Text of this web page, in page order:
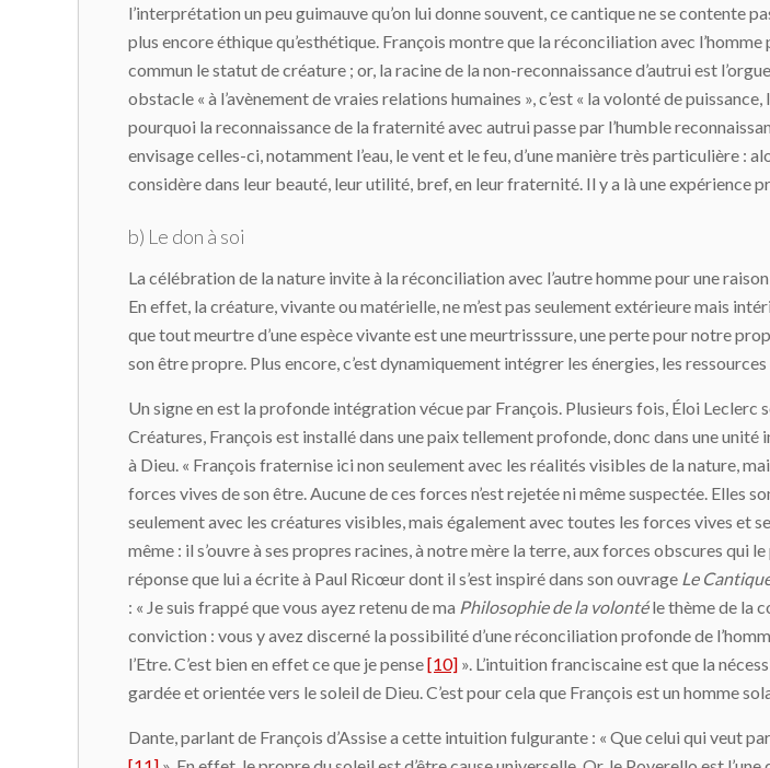
l’interprétation un peu guimauve qu’on lui donne souvent, ce cantique ne se contente
plus encore éthique qu’esthétique. François montre que la réconciliation avec
commun le statut de créature ; or, la racine de la non-reconnaissance d’autrui est
obstacle « à l’avènement de vraies relations humaines », c’est « la volonté de
pourquoi la reconnaissance de la fraternité avec autrui passe par l’humble
envisage celles-ci, notamment l’eau, le vent et le feu, d’une manière très particulière
considère dans leur beauté, leur utilité, bref, en leur fraternité. Il y a là une expérience
b) Le don à soi
La célébration de la nature invite à la réconciliation avec l’autre homme pour une
En effet, la créature, vivante ou matérielle, ne m’est pas seulement extérieure mais
que tout meurtre d’une espèce vivante est une meurtrisssure, une perte pour notre
son être propre. Plus encore, c’est dynamiquement intégrer les énergies, les ressources
Un signe en est la profonde intégration vécue par François. Plusieurs fois, Éloi Leclerc
Créatures, François est installé dans une paix tellement profonde, donc dans une
à Dieu. « François fraternise ici non seulement avec les réalités visibles de la nature,
forces vives de son être. Aucune de ces forces n’est rejetée ni même suspectée. Elles
seulement avec les créatures visibles, mais également avec toutes les forces vives et
même : il s’ouvre à ses propres racines, à notre mère la terre, aux forces obscures qui
réponse que lui a écrite à Paul Ricœur dont il s’est inspiré dans son ouvrage Le
: « Je suis frappé que vous ayez retenu de ma Philosophie de la volontéle thème de la
conviction : vous y avez discerné la possibilité d’une réconciliation profonde de
l’Etre. C’est bien en effet ce que je pense[10] ». L’intuition franciscaine est que la
gardée et orientée vers le soleil de Dieu. C’est pour cela que François est un homme
Dante, parlant de François d’Assise a cette intuition fulgurante : « Que celui qui veut